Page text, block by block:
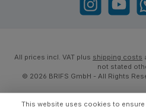
Instagram YouTube
All prices incl. VAT plus shipping costs
not stated
© 2026 BRIFS GmbH - All Rights
This website uses cookies to